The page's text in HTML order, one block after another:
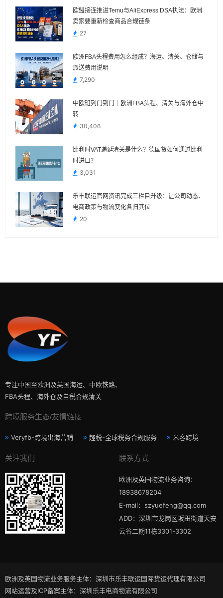
欧盟接连推进Temu与AliExpress DSA执法：欧洲
卖家要重新检查商品合规链条
27
欧洲FBA头程费用怎么组成？海运、清关、仓储与
派送费用说明
7,290
中欧班列门到门｜欧洲FBA头程、清关与海外仓中
转
30,406
比利时VAT递延清关是什么？德国货如何通过比利
时进口？
3,031
乐丰联运官网资讯完成三栏目升级：让公司动态、
电商政策与物流变化各归其位
20
专注中国至欧洲及英国海运、中欧铁路、
FBA头程、海外仓及自税合规清关
跨境服务生态/友情链接
Veryfb-跨境出海营销 趣税-全球税务合规服务 米客跨境
关注我们 联系方式
欧洲及英国物流业务咨询：
18938678204
E-mail：szyuefeng@qq.com
ADD：深圳市龙岗区坂田街道天安
云谷二期11栋3301-3302
欧洲及英国物流业务服务主体：深圳市乐丰联运国际货运代理有限公司
网站运营及ICP备案主体：深圳乐丰电商物流有限公司